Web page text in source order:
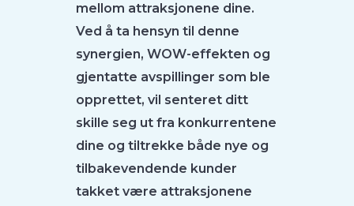
mellom attraksjonene dine.
Ved å ta hensyn til denne
synergien, WOW-effekten og
gjentatte avspillinger som ble
opprettet, vil senteret ditt
skille seg ut fra konkurrentene
dine og tiltrekke både nye og
tilbakevendende kunder
takket være attraksjonene